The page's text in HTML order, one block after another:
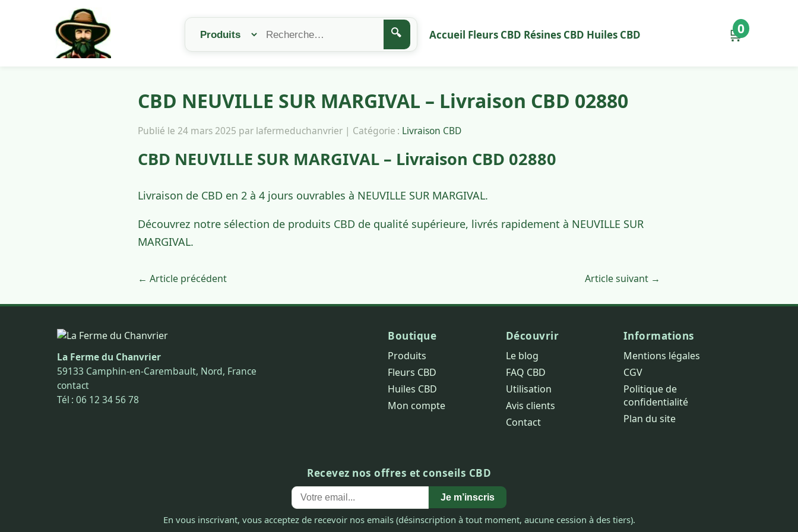
🔍 Accueil Fleurs CBD Résines CBD Huiles CBD 🛒
0
CBD NEUVILLE SUR MARGIVAL – Livraison CBD 02880
Publié le 24 mars 2025 par lafermeduchanvrier | Catégorie : Livraison CBD
CBD NEUVILLE SUR MARGIVAL – Livraison CBD 02880
Livraison de CBD en 2 à 4 jours ouvrables à NEUVILLE SUR MARGIVAL.
Découvrez notre sélection de produits CBD de qualité supérieure, livrés rapidement à NEUVILLE SUR
MARGIVAL.
← Article précédent Article suivant →
La Ferme du Chanvrier
59133 Camphin-en-Carembault, Nord, France
contact
Tél : 06 12 34 56 78
Boutique
Produits
Fleurs CBD
Huiles CBD
Mon compte
Découvrir
Le blog
FAQ CBD
Utilisation
Avis clients
Contact
Informations
Mentions légales
CGV
Politique de
confidentialité
Plan du site
Recevez nos offres et conseils CBD
Je m’inscris
En vous inscrivant, vous acceptez de recevoir nos emails (désinscription à tout moment, aucune cession à des tiers).